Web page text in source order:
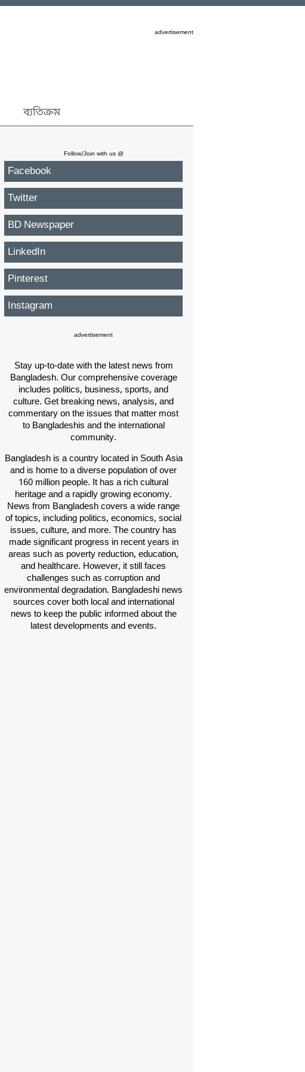
advertisement
ব্যতিক্রম
Follow/Join with us @
Facebook
Twitter
BD Newspaper
LinkedIn
Pinterest
Instagram
advertisement
Stay up-to-date with the latest news from
Bangladesh. Our comprehensive coverage
includes politics, business, sports, and
culture. Get breaking news, analysis, and
commentary on the issues that matter most
to Bangladeshis and the international
community.
Bangladesh is a country located in South Asia
and is home to a diverse population of over
160 million people. It has a rich cultural
heritage and a rapidly growing economy.
News from Bangladesh covers a wide range
of topics, including politics, economics, social
issues, culture, and more. The country has
made significant progress in recent years in
areas such as poverty reduction, education,
and healthcare. However, it still faces
challenges such as corruption and
environmental degradation. Bangladeshi news
sources cover both local and international
news to keep the public informed about the
latest developments and events.